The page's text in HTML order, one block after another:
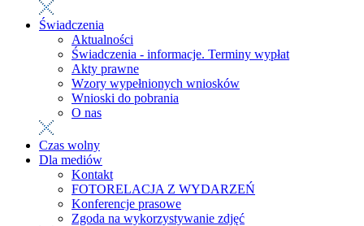
Świadczenia
Aktualności
Świadczenia - informacje. Terminy wypłat
Akty prawne
Wzory wypełnionych wniosków
Wnioski do pobrania
O nas
Czas wolny
Dla mediów
Kontakt
FOTORELACJA Z WYDARZEŃ
Konferencje prasowe
Zgoda na wykorzystywanie zdjęć